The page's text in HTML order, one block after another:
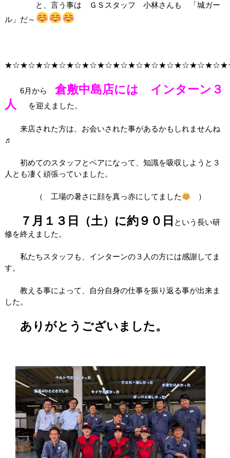
と、言う事は ＧＳスタッフ 小林さんも 「城ガー
ル」だ～
6月から 倉敷中島店には インターン３
人
を迎えました。
来店された方は、お会いされた事があるかもしれませんね
♬
初めてのスタッフとペアになって、知識を吸収しようと３
人とも凄く頑張っていました。
（ 工場の暑さに顔を真っ赤にしてました ）
７月１３日（土）に約９０日 という長い研
修を終えました。
私たちスタッフも、インターンの３人の方には感謝してま
す。
教える事によって、自分自身の仕事を振り返る事が出来ま
した。
ありがとうございました。